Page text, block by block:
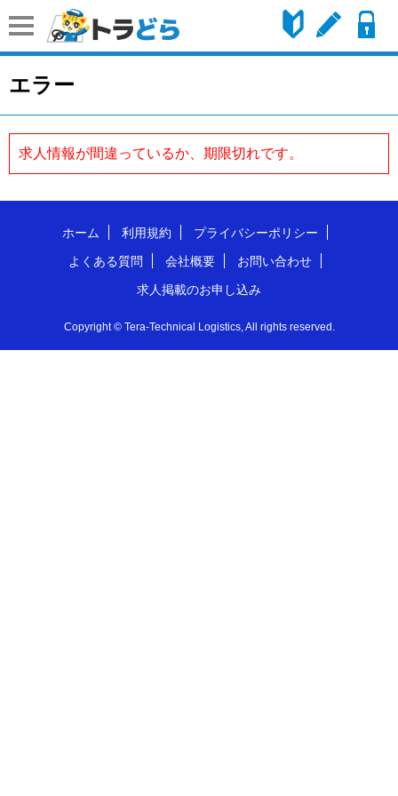
はじめての方へ会員登録
エラー
求人情報が間違っているか、期限切れです。
ホーム 利用規約
プライバシーポリシー
よくある質問
会社概要
お問い合わせ
求人掲載のお申し込み
Copyright © Tera-Technical Logistics, All rights reserved.